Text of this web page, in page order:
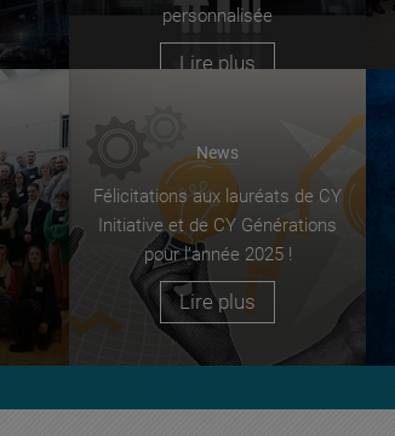
personnalisée
Lire plus
News
Félicitations aux lauréats de CY
Initiative et de CY Générations
pour l’année 2025 !
Lire plus